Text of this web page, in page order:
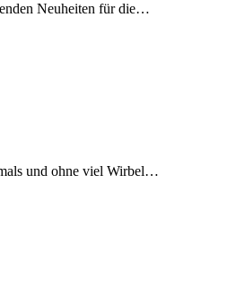
Neuheiten für die…
und ohne viel Wirbel…